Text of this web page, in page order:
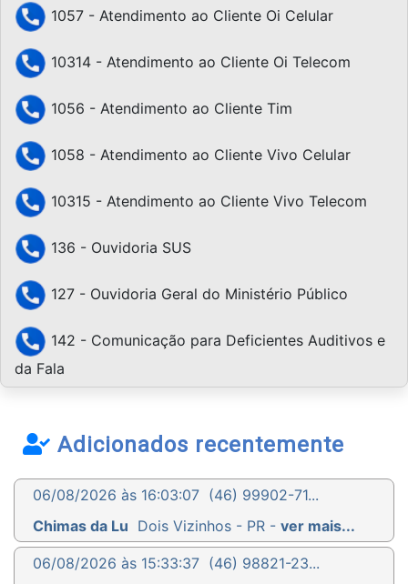
1057 - Atendimento ao Cliente Oi Celular
10314 - Atendimento ao Cliente Oi Telecom
1056 - Atendimento ao Cliente Tim
1058 - Atendimento ao Cliente Vivo Celular
10315 - Atendimento ao Cliente Vivo Telecom
136 - Ouvidoria SUS
127 - Ouvidoria Geral do Ministério Público
142 - Comunicação para Deficientes Auditivos e
da Fala
Adicionados recentemente
06/08/2026 às 16:03:07 (46) 99902-71...
Chimas da Lu Dois Vizinhos - PR - ver mais...
06/08/2026 às 15:33:37 (46) 98821-23...